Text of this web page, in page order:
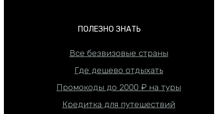
ПОЛЕЗНО ЗНАТЬ
Все безвизовые страны
Где дешево отдыхать
Промокоды до 2000 ₽ на туры
Кредитка для путешествий